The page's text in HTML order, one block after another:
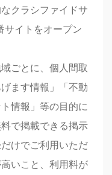
クラシファイドサ
サイトをオープン
ごとに、個人間取
ます情報」「不動
情報」等の目的に
で掲載できる掲示
けでご利用いただ
いこと、利用料が